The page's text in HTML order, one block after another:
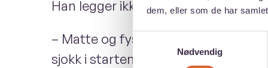
dem, eller som de har
Samtykkevalg
Nødvendig
Han legger ikke skjul på at nivået
– Matte og fysikk var ikke mine
sjokk i starten. Man må virkelig